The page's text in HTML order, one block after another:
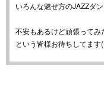
いろんな魅せ方のJAZZダ
不安もあるけど頑張ってみ
という皆様お待ちしてます